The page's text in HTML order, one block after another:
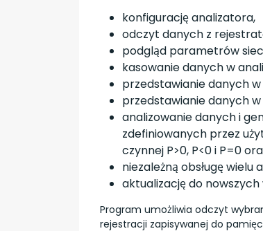
konfigurację analizatora,
odczyt danych z
podgląd parametrów
kasowanie danych w
przedstawianie danych
przedstawianie danych
analizowanie danych i
zdefiniowanych przez
czynnej P>0, P<0 i P=0
niezależną obsługę wielu
aktualizację do
Program umożliwia odczyt
rejestracji zapisywanej do